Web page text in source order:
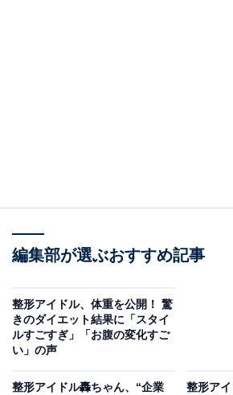
編集部が選ぶおすすめ記事
整形アイドル、体重を公開！ 驚
きのダイエット結果に「スタイ
ルすごすぎ」「お腹の変化すご
い」の声
整形アイドル轟ちゃん、“企業
整形ア